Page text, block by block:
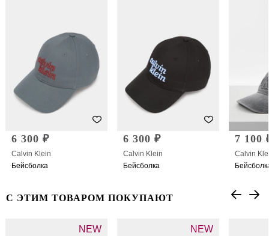
6 300 ₽
Calvin Klein
Бейсболка
6 300 ₽
Calvin Klein
Бейсболка
7 100
Calvin
С ЭТИМ ТОВАРОМ ПОКУПАЮТ
NEW NEW